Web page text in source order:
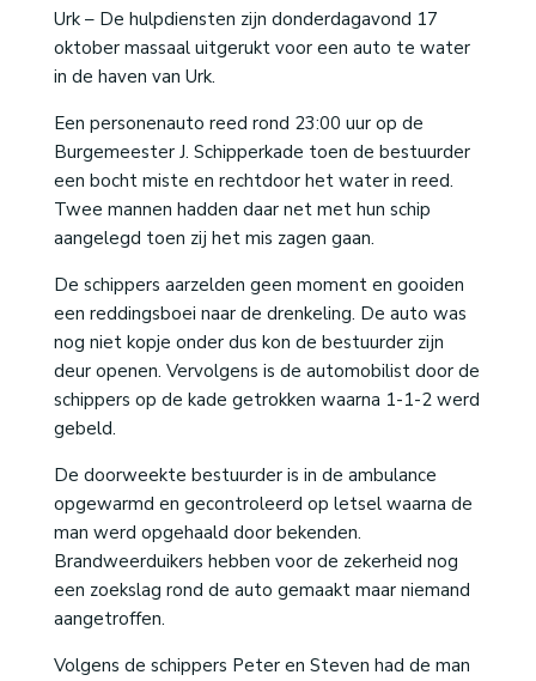
Urk – De hulpdiensten zijn donderdagavond 17
oktober massaal uitgerukt voor een auto te water
in de haven van Urk.
Een personenauto reed rond 23:00 uur op de
Burgemeester J. Schipperkade toen de bestuurder
een bocht miste en rechtdoor het water in reed.
Twee mannen hadden daar net met hun schip
aangelegd toen zij het mis zagen gaan.
De schippers aarzelden geen moment en gooiden
een reddingsboei naar de drenkeling. De auto was
nog niet kopje onder dus kon de bestuurder zijn
deur openen. Vervolgens is de automobilist door de
schippers op de kade getrokken waarna 1-1-2 werd
gebeld.
De doorweekte bestuurder is in de ambulance
opgewarmd en gecontroleerd op letsel waarna de
man werd opgehaald door bekenden.
Brandweerduikers hebben voor de zekerheid nog
een zoekslag rond de auto gemaakt maar niemand
aangetroffen.
Volgens de schippers Peter en Steven had de man